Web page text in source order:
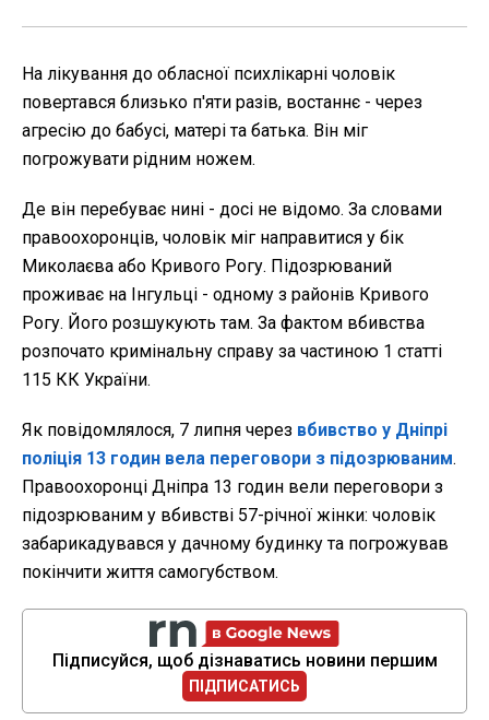
На лікування до обласної психлікарні чоловік
повертався близько п'яти разів, востаннє - через
агресію до бабусі, матері та батька. Він міг
погрожувати рідним ножем.
Де він перебуває нині - досі не відомо. За словами
правоохоронців, чоловік міг направитися у бік
Миколаєва або Кривого Рогу. Підозрюваний
проживає на Інгульці - одному з районів Кривого
Рогу. Його розшукують там. За фактом вбивства
розпочато кримінальну справу за частиною 1 статті
115 КК України.
Як повідомлялося, 7 липня через вбивство у Дніпрі
поліція 13 годин вела переговори з підозрюваним.
Правоохоронці Дніпра 13 годин вели переговори з
підозрюваним у вбивстві 57-річної жінки: чоловік
забарикадувався у дачному будинку та погрожував
покінчити життя самогубством.
Підписуйся, щоб дізнаватись новини першим
ПІДПИСАТИСЬ